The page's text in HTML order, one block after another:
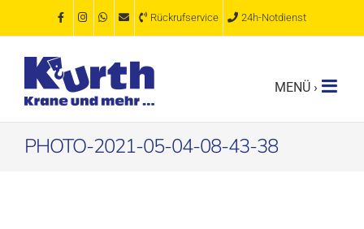
Rückrufservice 24h-Notdienst
PHOTO-2021-05-04-08-43-38